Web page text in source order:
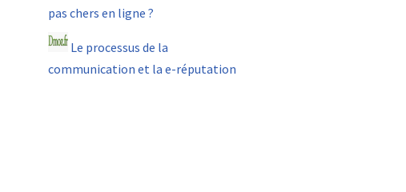
pas chers en ligne ?
Le processus de la
communication et la e-réputation